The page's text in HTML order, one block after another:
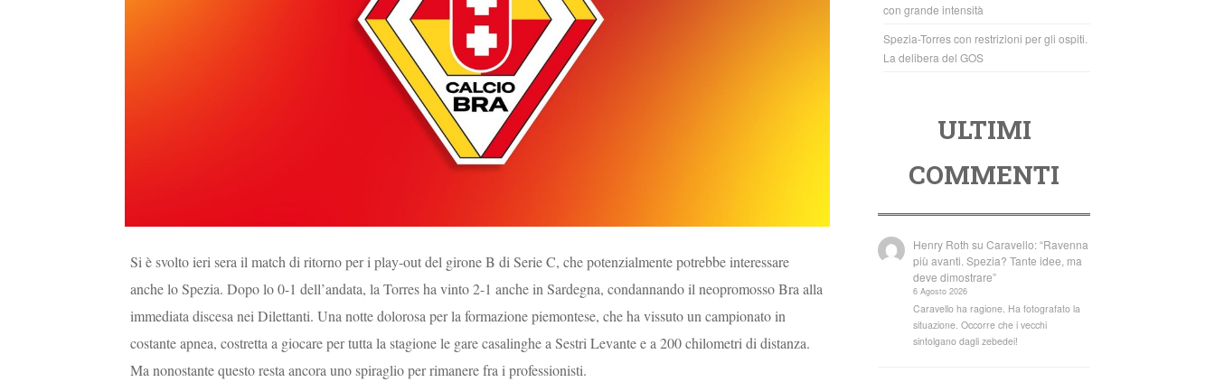
Si è svolto ieri sera il match di ritorno per i play-out del girone B di Serie C, che potenzialmente potrebbe interessare
anche lo Spezia. Dopo lo 0-1 dell’andata, la Torres ha vinto 2-1 anche in Sardegna, condannando il neopromosso Bra alla
immediata discesa nei Dilettanti. Una notte dolorosa per la formazione piemontese, che ha vissuto un campionato in
costante apnea, costretta a giocare per tutta la stagione le gare casalinghe a Sestri Levante e a 200 chilometri di distanza.
Ma nonostante questo resta ancora uno spiraglio per rimanere fra i professionisti.
con grande intensità
Spezia-Torres con restrizioni per gli ospiti.
La delibera del GOS
ULTIMI
COMMENTI
Henry Roth suCaravello: “Ravenna
più avanti. Spezia? Tante idee, ma
deve dimostrare”
6 Agosto 2026
Caravello ha ragione. Ha fotografato la
situazione. Occorre che i vecchi
sintolgano dagli zebedei!